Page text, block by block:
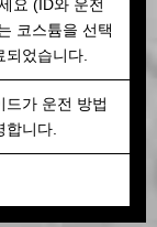
요 (ID와 운전
코스튬을 선택
되었습니다.
드가 운전 방법
합니다.